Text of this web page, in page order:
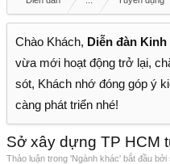
Chào Khách, Diễn đàn
vừa mới hoạt động trở lại,
sót, Khách nhớ đóng góp ý
càng phát triển nhé!
Sở xây dựng TP HCM
Thảo luận trong 'Ngành khác' bắt đầu bởi